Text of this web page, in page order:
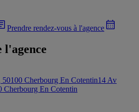
Prendre rendez-vous à l'agence
l'agence
Cherbourg En Cotentin14 Av
Cherbourg En Cotentin